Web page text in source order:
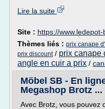
Lire la suite
Site : https://
Thèmes liés : prix canape
prix discount/ prix canape
angle en cuir a prix /
Möbel SB - En
Megashop Brotz ...
Avec Brotz, vous pouvez